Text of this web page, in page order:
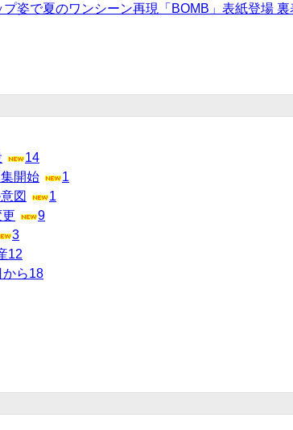
姿で夏のワンシーン再現「BOMB」表紙登場
14
開始
1
図
1
9
3
12
ら18